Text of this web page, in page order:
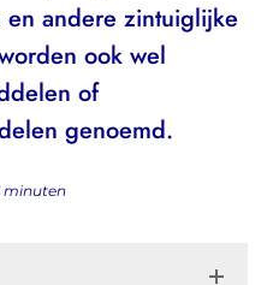
andere zintuiglijke
ook wel
of
genoemd.
minuten